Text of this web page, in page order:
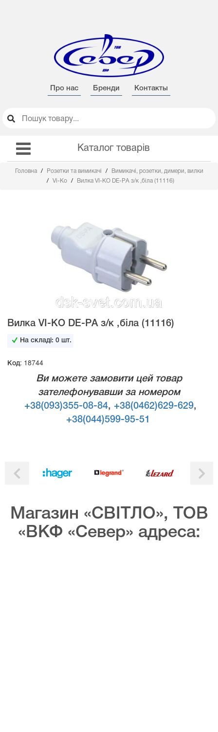
Про нас Бренди Контакты
Каталог товарів
Головна Розетки та вимикачі
Вимикачі, розетки, димери, вилки
Vi-Ko
Вилка VI-KO DЕ-PА з/к ,біла (11116)
Вилка VI-KO DЕ-PА з/к ,біла (11116)
На складі:0 шт.
Код: 18744
Ви можете замовити цей товар
зателефонувавши за номером
+38(093)355-08-84, +38(0462)629-629,
+38(044)599-95-51
Магазин «СВІТЛО», ТОВ
«ВКФ «Север» адреса: